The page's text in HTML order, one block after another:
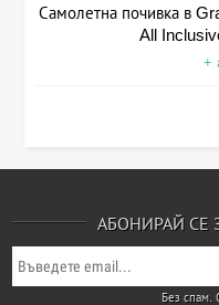
Самолетна почивка в
All
+
АБОНИРАЙ СЕ
Без спам.